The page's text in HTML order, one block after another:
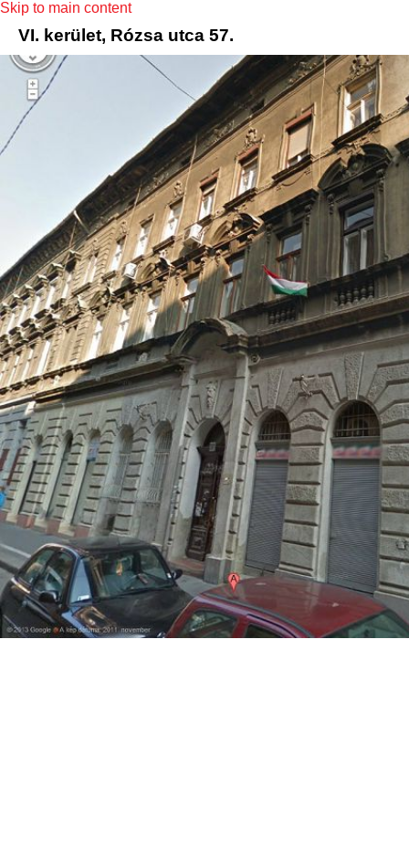
Skip to main content
VI. kerület, Rózsa utca 57.